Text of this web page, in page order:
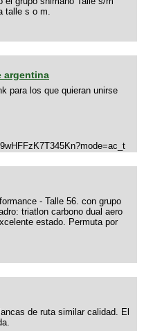
talle s o m.
argentina
para los que quieran unirse
- Talle 56. con grupo
triatlon carbono dual aero
estado. Permuta por
de ruta similar calidad. El